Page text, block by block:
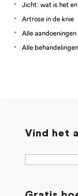
Jicht: wat is het
Artrose in de knie
Alle
Alle
Vind het